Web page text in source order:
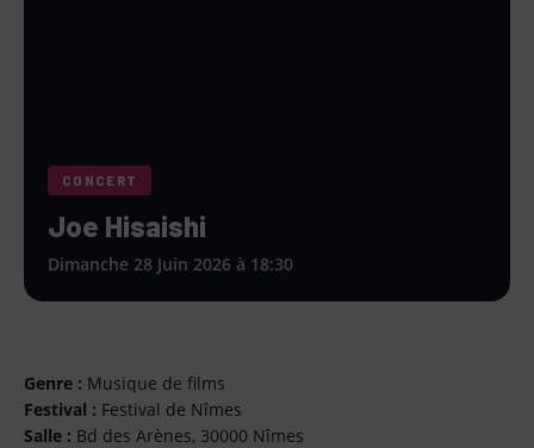
CONCERT
Joe Hisaishi
Dimanche 28 Juin 2026 à 18:30
Genre : Musique de films
Festival : Festival de Nîmes
Salle : Bd des Arènes, 30000 Nîmes